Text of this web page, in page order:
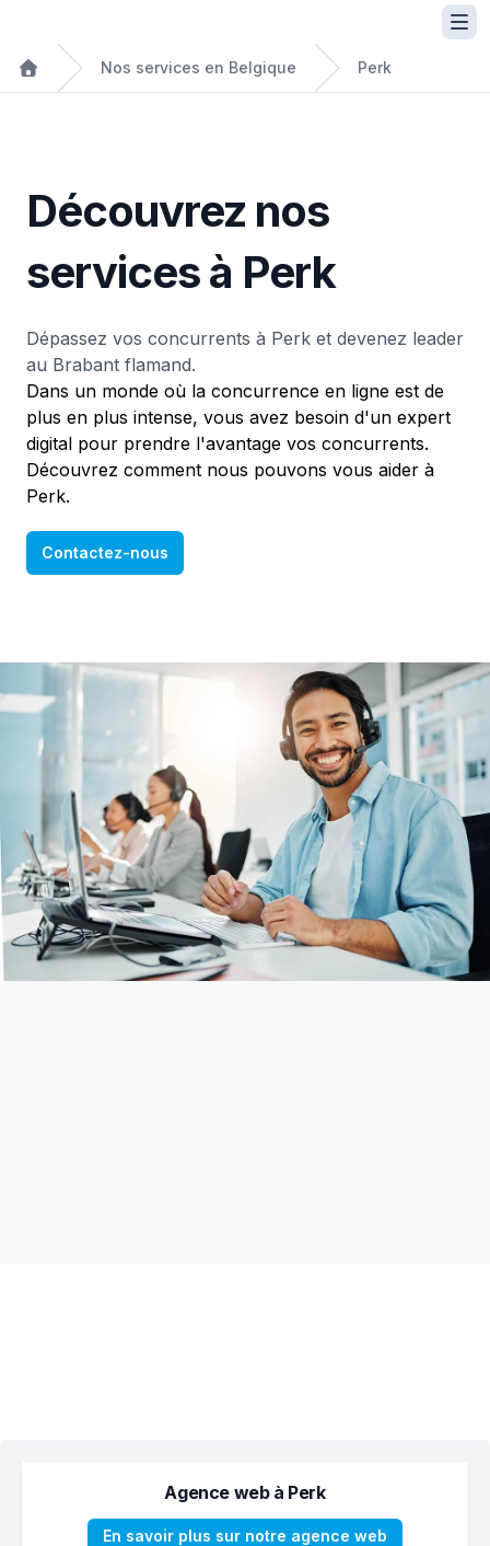
Nos services en Belgique Perk
Découvrez nos
services à Perk
Dépassez vos concurrents à Perk et devenez leader
au Brabant flamand.
Dans un monde où la concurrence en ligne est de
plus en plus intense, vous avez besoin d'un expert
digital pour prendre l'avantage vos concurrents.
Découvrez comment nous pouvons vous aider à
Perk.
Contactez-nous
Agence web à Perk
En savoir plus sur notre agence web